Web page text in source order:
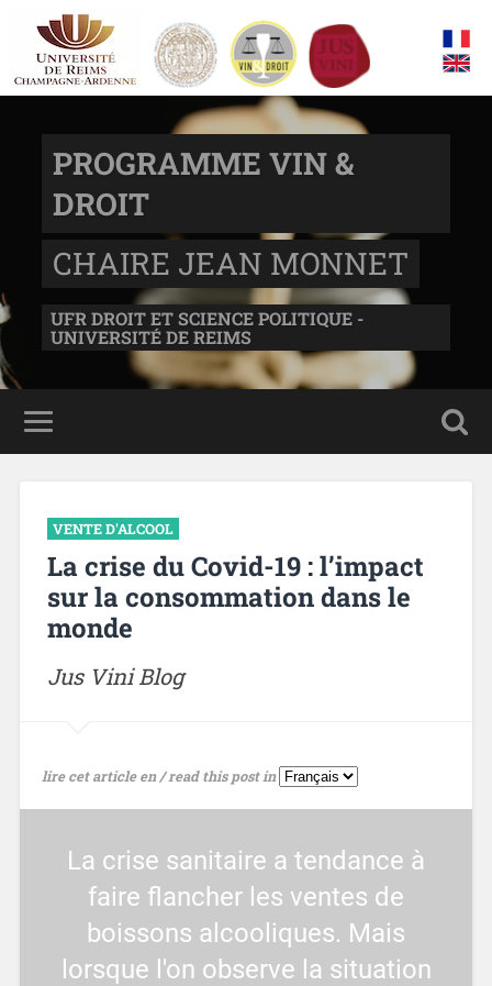
PROGRAMME VIN &
DROIT
CHAIRE JEAN MONNET
UFR DROIT ET SCIENCE POLITIQUE -
UNIVERSITÉ DE REIMS
VENTE D'ALCOOL
La crise du Covid-19 : l’impact
sur la consommation dans le
monde
Jus Vini Blog
lire cet article en / read this post in
La crise sanitaire a tendance à
faire flancher les ventes de
boissons alcooliques. Mais
lorsque l'on observe la situation